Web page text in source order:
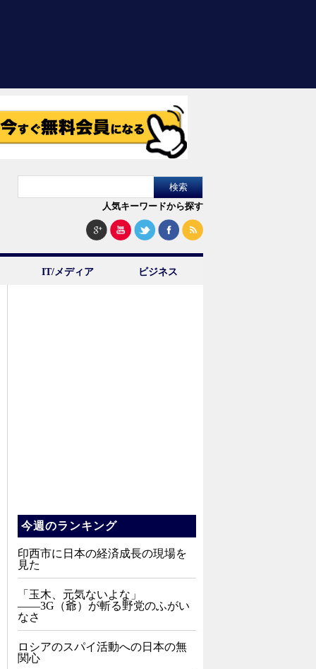
人気キーワードから探す
IT/メディア ビジネス
今週のランキング
印西市に日本の経済成長の現場を
見た
「玉木、元気ないよな」
――3G（爺）が斬る野党のふがい
なさ
ロシアのスパイ活動への日本の無
関心